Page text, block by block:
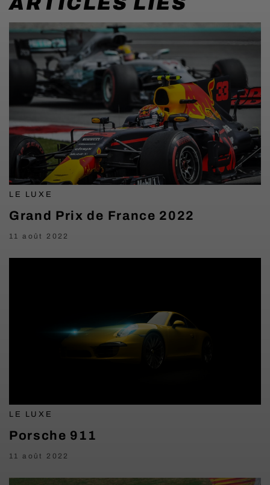
LE LUXE
Grand Prix de France 2022
11 août 2022
LE LUXE
Porsche 911
11 août 2022